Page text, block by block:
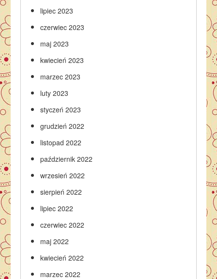
lipiec 2023
czerwiec 2023
maj 2023
kwiecień 2023
marzec 2023
luty 2023
styczeń 2023
grudzień 2022
listopad 2022
październik 2022
wrzesień 2022
sierpień 2022
lipiec 2022
czerwiec 2022
maj 2022
kwiecień 2022
marzec 2022